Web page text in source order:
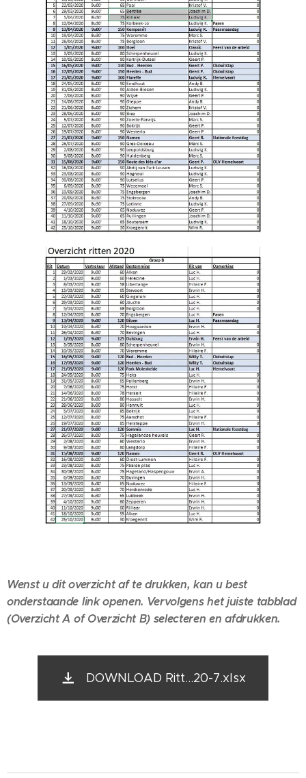
Wenst u dit overzicht af te drukken, kan u best
onderstaande link openen. Vervolgens het juiste tabblad
(Overzicht A of Overzicht B) selecteren en afdrukken.
DOWNLOAD Ritt...20-7.xlsx